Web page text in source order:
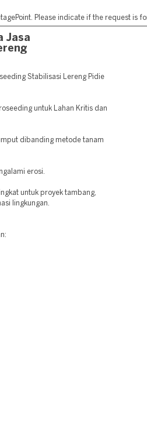
Please indicate if the request is
Jasa
Stabilisasi Lereng Pidie
untuk Lahan Kritis dan
dibanding metode tanam
erosi.
untuk proyek tambang,
lingkungan.